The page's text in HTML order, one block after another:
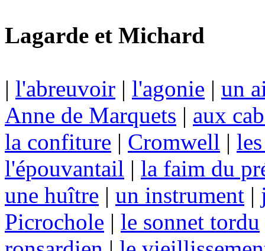
Lagarde et Michard
| l'abreuvoir | l'agonie | un
Anne de Marquets | aux
la confiture | Cromwell |
l'épouvantail | la faim du
une huître | un instrument |
Picrochole | le sonnet tordu